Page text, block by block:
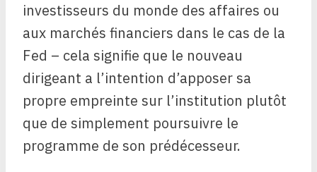
investisseurs du monde des affaires ou
aux marchés financiers dans le cas de la
Fed – cela signifie que le nouveau
dirigeant a l’intention d’apposer sa
propre empreinte sur l’institution plutôt
que de simplement poursuivre le
programme de son prédécesseur.